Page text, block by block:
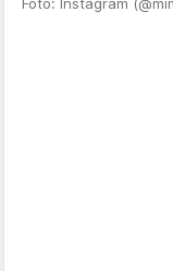
Foto: Instagram